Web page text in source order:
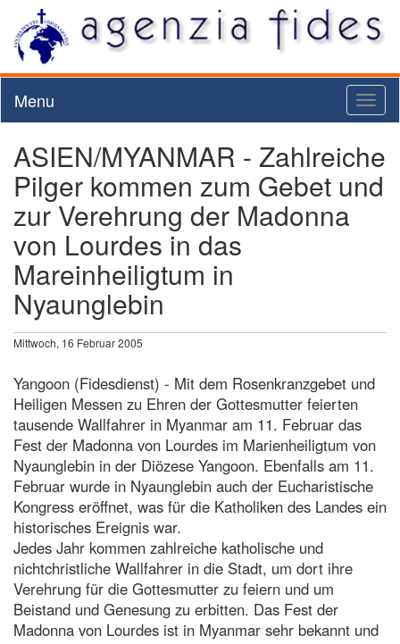
Menu
ASIEN/MYANMAR - Zahlreiche
Pilger kommen zum Gebet und
zur Verehrung der Madonna
von Lourdes in das
Mareinheiligtum in
Nyaunglebin
Mittwoch, 16 Februar 2005
Yangoon (Fidesdienst) - Mit dem Rosenkranzgebet und
Heiligen Messen zu Ehren der Gottesmutter feierten
tausende Wallfahrer in Myanmar am 11. Februar das
Fest der Madonna von Lourdes im Marienheiligtum von
Nyaunglebin in der Diözese Yangoon. Ebenfalls am 11.
Februar wurde in Nyaunglebin auch der Eucharistische
Kongress eröffnet, was für die Katholiken des Landes ein
historisches Ereignis war.
Jedes Jahr kommen zahlreiche katholische und
nichtchristliche Wallfahrer in die Stadt, um dort ihre
Verehrung für die Gottesmutter zu feiern und um
Beistand und Genesung zu erbitten. Das Fest der
Madonna von Lourdes ist in Myanmar sehr bekannt und